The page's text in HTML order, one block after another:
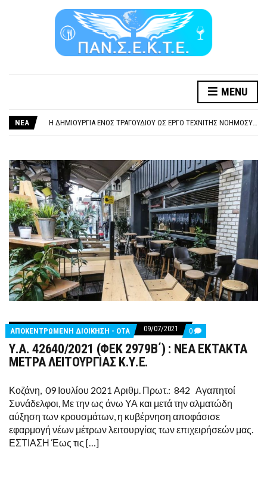
MENU
ΝΕΑ
Η ΔΗΜΙΟΥΡΓΙΑ ΕΝΟΣ ΤΡΑΓΟΥΔΙΟΥ ΩΣ ΕΡΓΟ ΤΕΧΝΙΤΗΣ ΝΟΗΜΟΣΥΝΗΣ ΚΑΤΑ 100/100 ΔΕΝ ΥΠΟΚΕΙΤΑΙ ΣΕ ΠΝΕΥΜΑΤΙΚΑ/ΣΥΓΓΕΝΙΚΑ ΔΙΚΑΙΩΜΑΤΑ. ΠΑΡΑΠΛΑΝΗΤΙΚΕΣ ΚΑΙ ΨΕΥΔΕΙΣ ΟΙ ΤΟΠΟΘΕΤΗΣΕΙΣ ΤΟΥ GEA.
ΞΕΧΕΙΛΙΖΕΙ Η ΟΡΓΗ ΚΑΙ Η ΑΓΑΝΑΚΤΗΣΗ ΑΠΟ ΧΙΛΙΑΔΕΣ ΣΥΝΑΔΕΛΦΟΥΣ
ΣΟΒΑΡΌΤΑΤΗ Η ΠΑΡΆΒΑΣΗ ΧΡΉΣΗ ΜΟΥΣΙΚΉΣ ΧΩΡΊΣ ΤΟ ΑΠΟΔΕΙΚΤΙΚΌ ΥΠΟΒΟΛΉΣ ΓΝΩΣΤΟΠΟΊΗΣΗΣ
ΑΠΟΚΕΝΤΡΩΜΕΝΗ ΔΙΟΙΚΗΣΗ - ΟΤΑ 09/07/2021 0 COMMENTS
ON
Υ.Α.
ΝΕΑ
ΕΚΤΑΚΤΑ
ΜΕΤΡΑ
ΛΕΙΤΟΥΡΓΙΑΣ
Κ.Υ.Ε.
Υ.Α. 42640/2021 (ΦΕΚ 2979Β΄) : ΝΕΑ ΕΚΤΑΚΤΑ
ΜΕΤΡΑ ΛΕΙΤΟΥΡΓΙΑΣ Κ.Υ.Ε.
Κοζάνη, 09 Ιουλίου 2021 Αριθμ. Πρωτ.: 842 Αγαπητοί
Συνάδελφοι, Με την ως άνω ΥΑ και μετά την αλματώδη
αύξηση των κρουσμάτων, η κυβέρνηση αποφάσισε
εφαρμογή νέων μέτρων λειτουργίας των επιχειρήσεών μας.
ΕΣΤΙΑΣΗ Έως τις […]